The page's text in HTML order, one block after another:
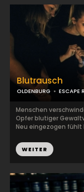
Blutrausch
OLDENBURG ESCAPE
Menschen
Opfer blutiger
Neu eingezogen fühlt
WEITER